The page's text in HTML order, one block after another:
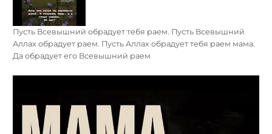
Пусть Всевышний обрадует тебя раем. Пусть Всевышний
Аллах обрадует раем. Пусть Аллах обрадует тебя раем мама.
Да обрадует его Всевышний раем